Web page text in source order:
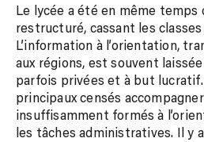
Le lycée a été en même
restructuré, cassant les
L’information à l’orientation,
aux régions, est souvent
parfois privées et à but
principaux censés
insuffisamment formés à
les tâches administratives. Il y